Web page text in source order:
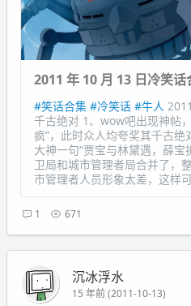
2011 年 10 月 13 日冷笑话
#笑话合集 #冷笑话 #牛人
千古绝对 1、wow吧出现神帖
疯”，此时众人均夸奖其千古
大神一句“贾宝与林黛遇，薛
卫局和城市管理者局合并了，
市管理者人员形象太差，这样
1 671
沉冰浮水
15 年前 (2011-10-13)